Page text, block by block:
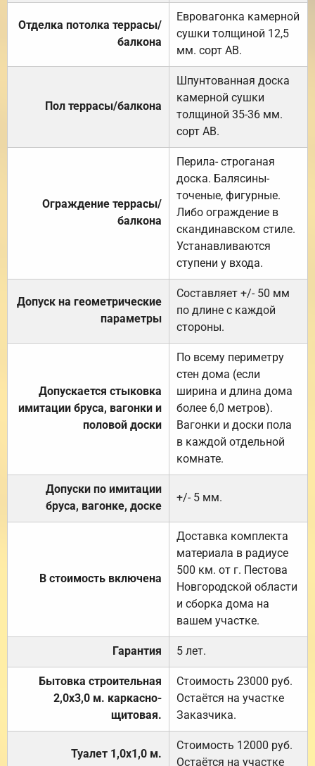
Отделка потолка террасы/
балкона
Евровагонка камерной
сушки толщиной 12,5
мм. сорт АВ.
Пол террасы/балкона
Шпунтованная доска
камерной сушки
толщиной 35-36 мм.
сорт АВ.
Ограждение террасы/
балкона
Перила- строганая
доска. Балясины-
точеные, фигурные.
Либо ограждение в
скандинавском стиле.
Устанавливаются
ступени у входа.
Допуск на геометрические
параметры
Составляет +/- 50 мм
по длине с каждой
стороны.
Допускается стыковка
имитации бруса, вагонки и
половой доски
По всему периметру
стен дома (если
ширина и длина дома
более 6,0 метров).
Вагонки и доски пола
в каждой отдельной
комнате.
Допуски по имитации
бруса, вагонке, доске
+/- 5 мм.
В стоимость включена
Доставка комплекта
материала в радиусе
500 км. от г. Пестова
Новгородской области
и сборка дома на
вашем участке.
Гарантия 5 лет.
Бытовка строительная
2,0х3,0 м. каркасно-
щитовая.
Стоимость 23000 руб.
Остаётся на участке
Заказчика.
Туалет 1,0х1,0 м.
Стоимость 12000 руб.
Остаётся на участке